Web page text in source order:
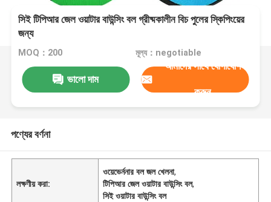
সিই টিপিআর জেল ওয়াটার বাউন্সিং বল গ্রীষ্মকালীন বিচ পুলের স্কিপিংয়ের
জন্য
MOQ：200 মূল্য：negotiable
ভালো দাম
আমাদের সাথে যোগাযোগ
করুন
পণ্যের বর্ণনা
লক্ষণীয় করা:
ওয়েভের্ননার বল জল খেলনা,
টিপিআর জেল ওয়াটার বাউন্সিং বল,
সিই ওয়াটার বাউন্সিং বল